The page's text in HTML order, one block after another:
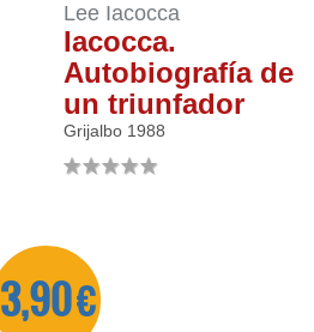
Lee Iacocca
Iacocca.
Autobiografía de
un triunfador
Grijalbo 1988
3,90 €